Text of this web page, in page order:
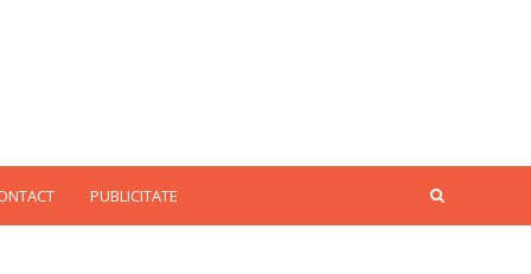
PUBLICITATE